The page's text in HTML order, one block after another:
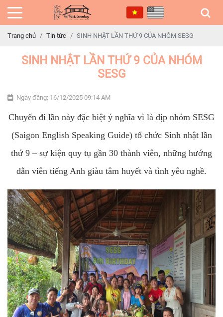
Trang chủ Tin tức SINH NHẬT LẦN THỨ 9 CỦA NHÓM SESG
SINH NHẬT LẦN THỨ 9 CỦA NHÓM
SESG
Ngày đăng: 16/12/2025 09:14 AM
Chuyến đi lần này đặc biệt ý nghĩa vì là dịp nhóm SESG
(Saigon English Speaking Guide) tổ chức Sinh nhật lần
thứ 9 – sự kiện quy tụ gần 30 thành viên, những hướng
dẫn viên tiếng Anh giàu tâm huyết và tình yêu nghề.